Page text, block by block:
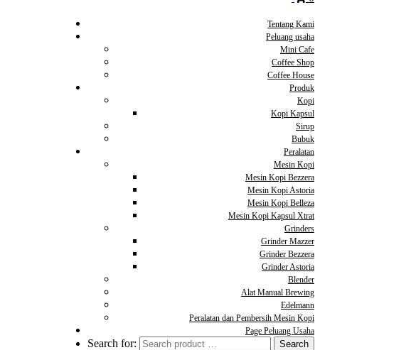
Tentang Kami
Peluang usaha
Mini Cafe
Coffee Shop
Coffee House
Produk
Kopi
Kopi Kapsul
Sirup
Bubuk
Peralatan
Mesin Kopi
Mesin Kopi Bezzera
Mesin Kopi Astoria
Mesin Kopi Belleza
Mesin Kopi Kapsul Xtrat
Grinders
Grinder Mazzer
Grinder Bezzera
Grinder Astoria
Blender
Alat Manual Brewing
Edelmann
Peralatan dan Pembersih Mesin Kopi
Page Peluang Usaha
Search for: